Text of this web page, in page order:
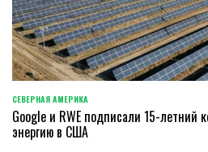
ОПУБЛИКОВАНО
В
СЕВЕРНАЯ АМЕРИКА
Google и RWE подписали 15-летний
энергию в США